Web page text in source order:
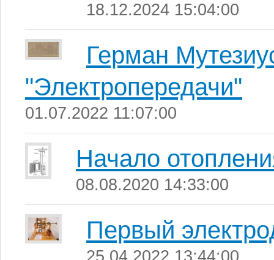
18.12.2024 15:04:00
Герман
"Электропередачи"
01.07.2022 11:07:00
Начало
08.08.2020 14:33:00
Первый
25.04.2022 13:44:00